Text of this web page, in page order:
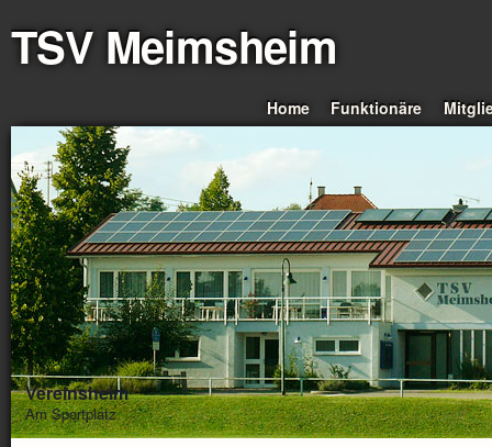
TSV Meimsheim
Home Funktionäre
Vereinsheim
Am Sportplatz